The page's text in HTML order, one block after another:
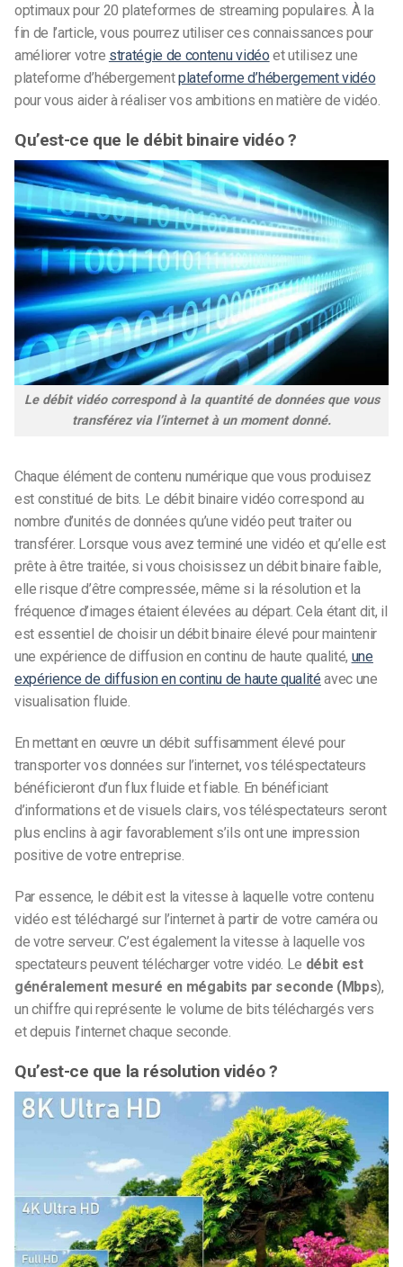
optimaux pour 20 plateformes de streaming populaires. À la
fin de l’article, vous pourrez utiliser ces connaissances pour
améliorer votre stratégie de contenu vidéo et utilisez une
plateforme d’hébergementplateforme d’hébergement vidéo
pour vous aider à réaliser vos ambitions en matière de vidéo.
Qu’est-ce que le débit binaire vidéo ?
Le débit vidéo correspond à la quantité de données que vous
transférez via l’internet à un moment donné.
Chaque élément de contenu numérique que vous produisez
est constitué de bits. Le débit binaire vidéo correspond au
nombre d’unités de données qu’une vidéo peut traiter ou
transférer. Lorsque vous avez terminé une vidéo et qu’elle est
prête à être traitée, si vous choisissez un débit binaire faible,
elle risque d’être compressée, même si la résolution et la
fréquence d’images étaient élevées au départ. Cela étant dit, il
est essentiel de choisir un débit binaire élevé pour maintenir
une expérience de diffusion en continu de haute qualité, une
expérience de diffusion en continu de haute qualité avec une
visualisation fluide.
En mettant en œuvre un débit suffisamment élevé pour
transporter vos données sur l’internet, vos téléspectateurs
bénéficieront d’un flux fluide et fiable. En bénéficiant
d’informations et de visuels clairs, vos téléspectateurs seront
plus enclins à agir favorablement s’ils ont une impression
positive de votre entreprise.
Par essence, le débit est la vitesse à laquelle votre contenu
vidéo est téléchargé sur l’internet à partir de votre caméra ou
de votre serveur. C’est également la vitesse à laquelle vos
spectateurs peuvent télécharger votre vidéo. Le débit est
généralement mesuré en mégabits par seconde (Mbps),
un chiffre qui représente le volume de bits téléchargés vers
et depuis l’internet chaque seconde.
Qu’est-ce que la résolution vidéo ?